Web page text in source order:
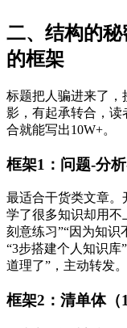
二、结构的
的框架
标题把人骗进来了，
影，有起承转合，读
合就能写出10W+。
框架1：问题-分
最适合干货类文章。
学了很多知识却用不
刻意练习”“因为知识
“3步搭建个人知识库
道理了”，主动转发。
框架2：清单体（